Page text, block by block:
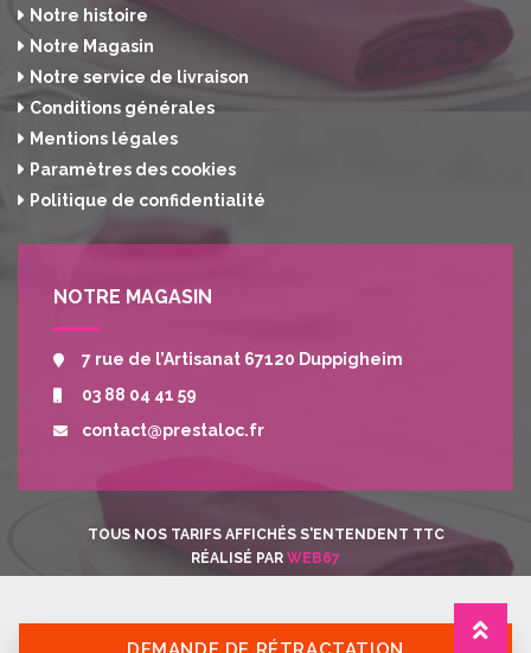
Notre histoire
Notre Magasin
Notre service de livraison
Conditions générales
Mentions légales
Paramètres des cookies
Politique de confidentialité
NOTRE MAGASIN
7 rue de l’Artisanat 67120 Duppigheim
03 88 04 41 59
contact@prestaloc.fr
TOUS NOS TARIFS AFFICHÉS S'ENTENDENT TTC
RÉALISÉ PAR WEB67